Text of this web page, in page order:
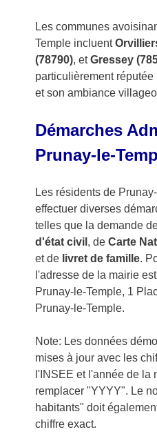
Les communes
Temple incluent
(78790), etGressey
particulièrement réputée
et son ambiance
Démarches
Prunay-le-
Les résidents de
effectuer diverses
telles que la demande
d'état civil , de Carte
et de livret de famille.
l'adresse de la mairie
Prunay-le-Temple, 1
Prunay-le-Temple.
Note: Les données
mises à jour avec les
l'INSEE et l'année de la
remplacer "YYYY". Le
habitants" doit
chiffre exact.